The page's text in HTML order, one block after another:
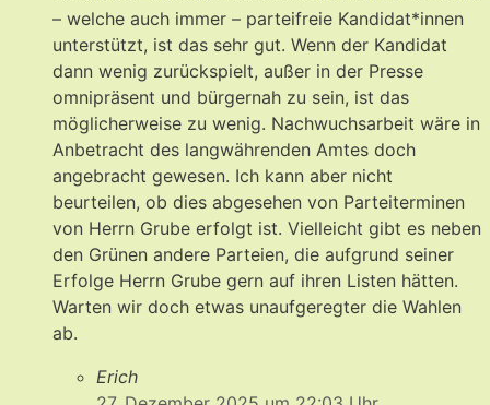
– welche auch immer – parteifreie Kandidat*innen
unterstützt, ist das sehr gut. Wenn der Kandidat
dann wenig zurückspielt, außer in der Presse
omnipräsent und bürgernah zu sein, ist das
möglicherweise zu wenig. Nachwuchsarbeit wäre in
Anbetracht des langwährenden Amtes doch
angebracht gewesen. Ich kann aber nicht
beurteilen, ob dies abgesehen von Parteiterminen
von Herrn Grube erfolgt ist. Vielleicht gibt es neben
den Grünen andere Parteien, die aufgrund seiner
Erfolge Herrn Grube gern auf ihren Listen hätten.
Warten wir doch etwas unaufgeregter die Wahlen
ab.
Erich